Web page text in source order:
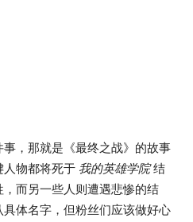
，那就是《最终之战》的故事
物都将死于 我的英雄学院结
而另一些人则遭遇悲惨的结
体名字，但粉丝们应该做好心